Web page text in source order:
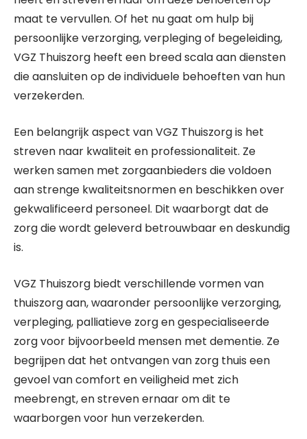
maat te vervullen. Of het nu gaat om hulp bij
persoonlijke verzorging, verpleging of begeleiding,
VGZ Thuiszorg heeft een breed scala aan diensten
die aansluiten op de individuele behoeften van hun
verzekerden.
Een belangrijk aspect van VGZ Thuiszorg is het
streven naar kwaliteit en professionaliteit. Ze
werken samen met zorgaanbieders die voldoen
aan strenge kwaliteitsnormen en beschikken over
gekwalificeerd personeel. Dit waarborgt dat de
zorg die wordt geleverd betrouwbaar en deskundig
is.
VGZ Thuiszorg biedt verschillende vormen van
thuiszorg aan, waaronder persoonlijke verzorging,
verpleging, palliatieve zorg en gespecialiseerde
zorg voor bijvoorbeeld mensen met dementie. Ze
begrijpen dat het ontvangen van zorg thuis een
gevoel van comfort en veiligheid met zich
meebrengt, en streven ernaar om dit te
waarborgen voor hun verzekerden.